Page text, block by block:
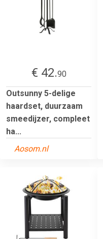
€ 42.90
Outsunny 5-delige
haardset, duurzaam
smeedijzer, compleet
ha...
Aosom.nl